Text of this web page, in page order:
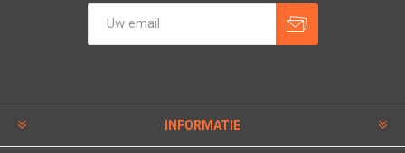
INFORMATIE